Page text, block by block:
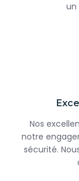
un
Nos
notre
sécurité.